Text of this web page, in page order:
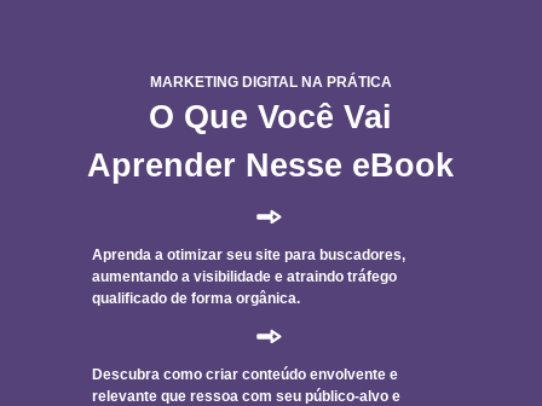
MARKETING DIGITAL NA PRÁTICA
O Que Você Vai
Aprender Nesse eBook
Aprenda a otimizar seu site para buscadores,
aumentando a visibilidade e atraindo tráfego
qualificado de forma orgânica.
Descubra como criar conteúdo envolvente e
relevante que ressoa com seu público-alvo e